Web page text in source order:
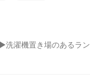
濯機置き場のあるラン